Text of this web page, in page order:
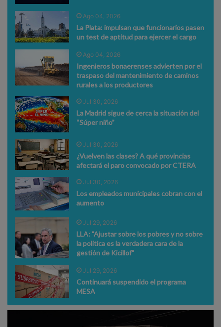
Ago 04, 2026
La Plata: impulsan que funcionarios pasen
un test de aptitud para ejercer el cargo
Ago 04, 2026
Ingenieros bonaerenses advierten por el
traspaso del mantenimiento de caminos
rurales a los productores
Jul 30, 2026
La Madrid sigue de cerca la situación del
“Súper niño”
Jul 30, 2026
¿Vuelven las clases? A qué provincias
afectará el paro convocado por CTERA
Jul 30, 2026
Los empleados municipales cobran con el
aumento
Jul 29, 2026
LLA: "Ajustar sobre los pobres y no sobre
la política es la verdadera cara de la
gestión de Kicillof"
Jul 29, 2026
Continuará suspendido el programa
MESA